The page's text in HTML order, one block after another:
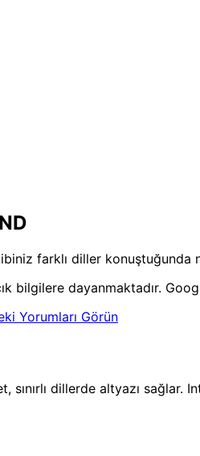
farklı diller konuştuğunda
bilgilere dayanmaktadır.
Yorumları Görün
dillerde altyazı sağlar.